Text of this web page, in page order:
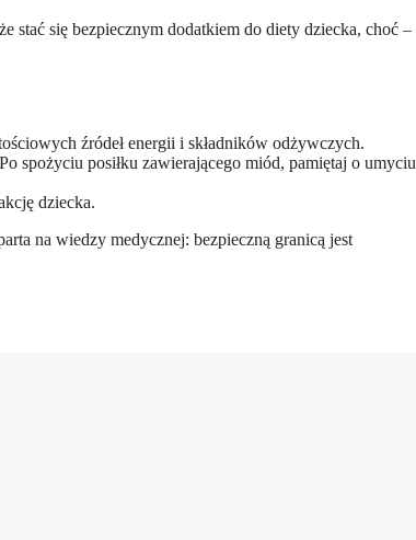
stać się bezpiecznym dodatkiem do diety dziecka, choć –
źródeł energii i składników odżywczych.
spożyciu posiłku zawierającego miód, pamiętaj o umyciu
dziecka.
na wiedzy medycznej: bezpieczną granicą jest